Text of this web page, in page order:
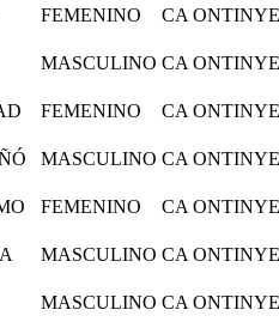
FEMENINO CA
MASCULINO CA
FEMENINO CA
MASCULINO CA
FEMENINO CA
MASCULINO CA
MASCULINO CA